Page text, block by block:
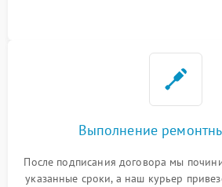
Выполнение
После подписания договора мы
указанные сроки, а наш курьер